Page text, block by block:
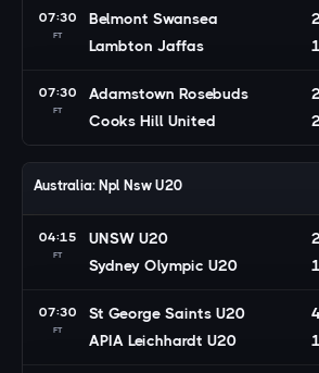
07:30
FT
Belmont Swansea
2
Lambton Jaffas
1
07:30
FT
Adamstown Rosebuds
2
Cooks Hill United
2
Australia: Npl Nsw U20
04:15
FT
UNSW U20
2
Sydney Olympic U20
1
07:30
FT
St George Saints U20
4
APIA Leichhardt U20
1